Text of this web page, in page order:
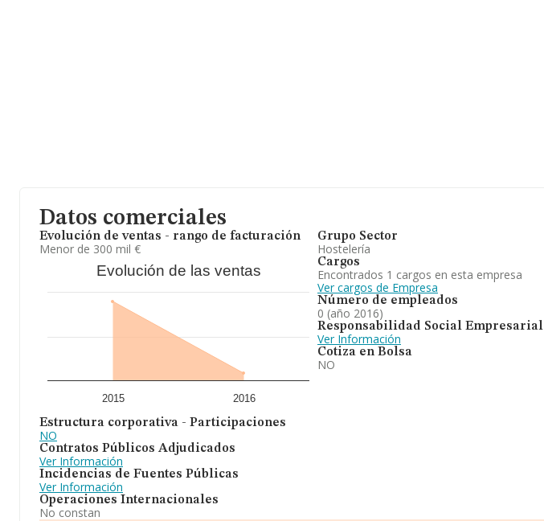
Datos comerciales
Evolución de ventas - rango de facturación
Menor de 300 mil €
Evolución de las ventas
2015 2016
Estructura corporativa - Participaciones
NO
Contratos Públicos Adjudicados
Ver Información
Incidencias de Fuentes Públicas
Ver Información
Operaciones Internacionales
No constan
Grupo Sector
Hostelería
Cargos
Encontrados 1 cargos en esta empresa
Ver cargos de Empresa
Número de empleados
0 (año 2016)
Responsabilidad Social Empresarial
Ver Información
Cotiza en Bolsa
NO